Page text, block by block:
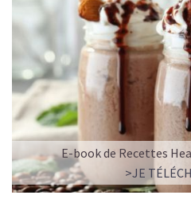
E-book de Recettes
>JE